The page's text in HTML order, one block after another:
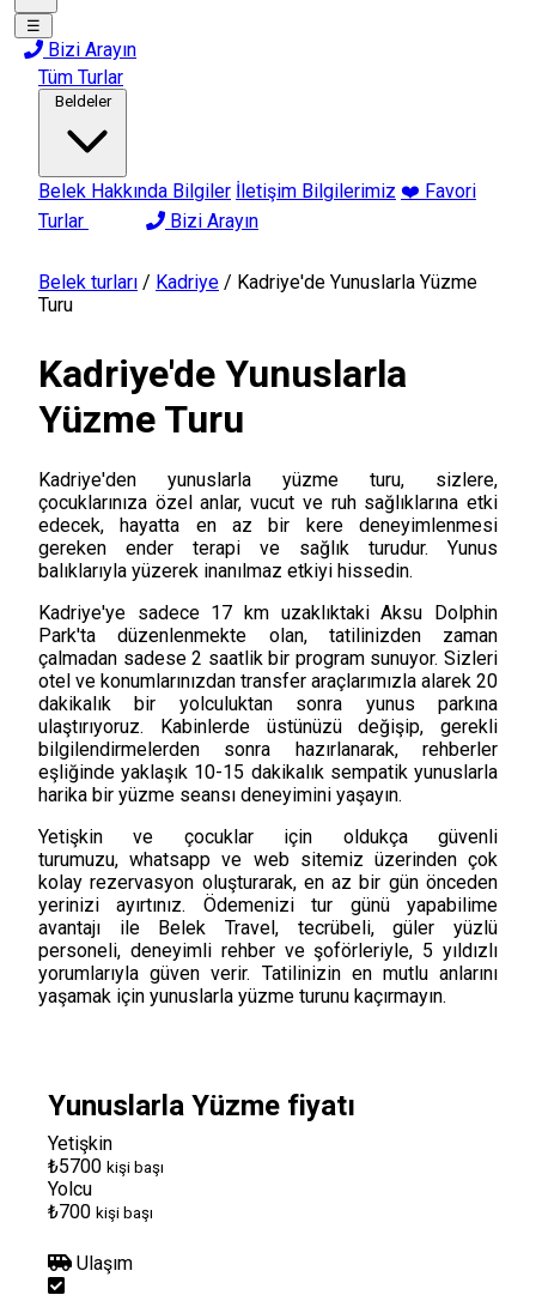
☰
Bizi Arayın
Tüm Turlar
Beldeler
Belek Hakkında Bilgiler İletişim Bilgilerimiz ❤️ Favori
Turlar
Bizi Arayın
Belek turları / Kadriye / Kadriye'de Yunuslarla Yüzme
Turu
Kadriye'de Yunuslarla
Yüzme Turu
Kadriye'den yunuslarla yüzme turu, sizlere,
çocuklarınıza özel anlar, vucut ve ruh sağlıklarına etki
edecek, hayatta en az bir kere deneyimlenmesi
gereken ender terapi ve sağlık turudur. Yunus
balıklarıyla yüzerek inanılmaz etkiyi hissedin.
Kadriye'ye sadece 17 km uzaklıktaki Aksu Dolphin
Park'ta düzenlenmekte olan, tatilinizden zaman
çalmadan sadese 2 saatlik bir program sunuyor. Sizleri
otel ve konumlarınızdan transfer araçlarımızla alarek 20
dakikalık bir yolculuktan sonra yunus parkına
ulaştırıyoruz. Kabinlerde üstünüzü değişip, gerekli
bilgilendirmelerden sonra hazırlanarak, rehberler
eşliğinde yaklaşık 10-15 dakikalık sempatik yunuslarla
harika bir yüzme seansı deneyimini yaşayın.
Yetişkin ve çocuklar için oldukça güvenli
turumuzu, whatsapp ve web sitemiz üzerinden çok
kolay rezervasyon oluşturarak, en az bir gün önceden
yerinizi ayırtınız. Ödemenizi tur günü yapabilime
avantajı ile Belek Travel, tecrübeli, güler yüzlü
personeli, deneyimli rehber ve şoförleriyle, 5 yıldızlı
yorumlarıyla güven verir. Tatilinizin en mutlu anlarını
yaşamak için yunuslarla yüzme turunu kaçırmayın.
Yunuslarla Yüzme fiyatı
Yetişkin
₺5700 kişi başı
Yolcu
₺700 kişi başı
Ulaşım